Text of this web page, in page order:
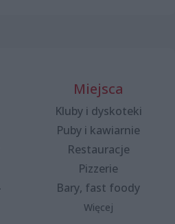
Miejsca
Kluby i dyskoteki
Puby i kawiarnie
Restauracje
Pizzerie
Bary, fast foody
Więcej